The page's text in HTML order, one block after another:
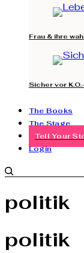
Frau & ihre
Sicher vor
The Books
The Stage
Tell Your
Login
politik
politik